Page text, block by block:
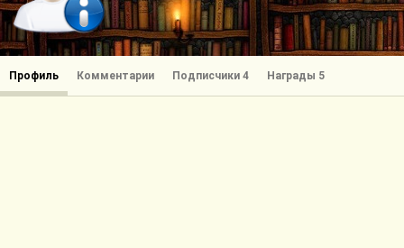
Профиль Комментарии Подписчики 4 Награды 5